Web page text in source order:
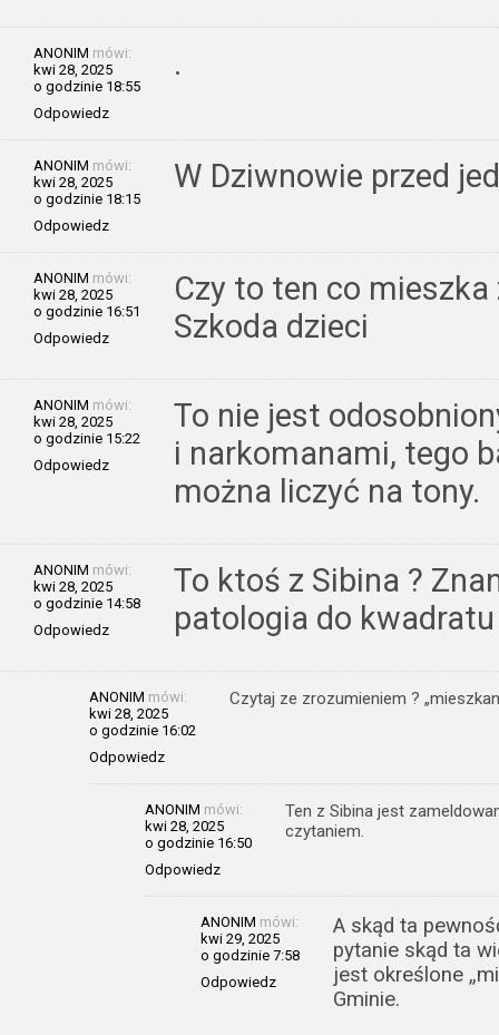
ANONIM mówi:
kwi 28, 2025
o godzinie 18:55
Odpowiedz
.
ANONIM mówi:
kwi 28, 2025
o godzinie 18:15
Odpowiedz
W Dziwnowie przed
ANONIM mówi:
kwi 28, 2025
o godzinie 16:51
Odpowiedz
Czy to ten co
Szkoda dzieci
ANONIM mówi:
kwi 28, 2025
o godzinie 15:22
Odpowiedz
To nie jest
i narkomanami, tego
można liczyć na tony.
ANONIM mówi:
kwi 28, 2025
o godzinie 14:58
Odpowiedz
To ktoś z Sibina ?
patologia do kwadratu
ANONIM mówi:
kwi 28, 2025
o godzinie 16:02
Odpowiedz
Czytaj ze zrozumieniem ?
ANONIM mówi:
kwi 28, 2025
o godzinie 16:50
Odpowiedz
Ten z Sibina jest
czytaniem.
ANONIM mówi:
kwi 29, 2025
o godzinie 7:58
Odpowiedz
A skąd ta
pytanie skąd ta
jest określone
Gminie.